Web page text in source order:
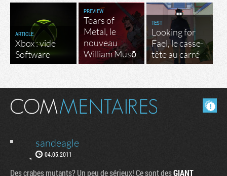
ARTICLE
Xbox : vide
Software
PREVIEW
Tears of
Metal, le
nouveau
William Musō
TEST
Looking for
Fael, le casse-
tête au carré
Masquer les commentaires lus.
sandeagle
04.05.2011
Des crabes mutants? Un peu de sérieux! Ce sont desGIANT